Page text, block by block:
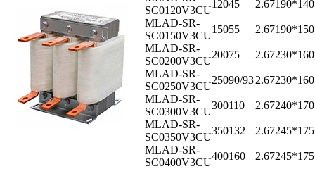
SC0120V3CU
12045 2.67
MLAD-SR-
SC0150V3CU
15055 2.67
MLAD-SR-
SC0200V3CU
20075 2.67
MLAD-SR-
SC0250V3CU
25090/932.67
MLAD-SR-
SC0300V3CU
300110 2.67
MLAD-SR-
SC0350V3CU
350132 2.67
MLAD-SR-
SC0400V3CU
400160 2.67